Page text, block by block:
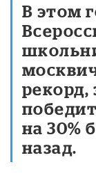
В этом
рекорд,
на 30%
назад.